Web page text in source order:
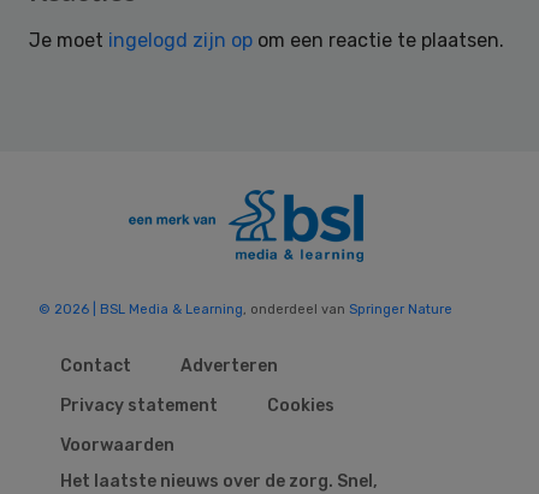
Je moet ingelogd zijn op om een reactie te plaatsen.
© 2026 | BSL Media & Learning, onderdeel van Springer Nature
Contact
Adverteren
Privacy statement
Cookies
Voorwaarden
Het laatste nieuws over de zorg. Snel,